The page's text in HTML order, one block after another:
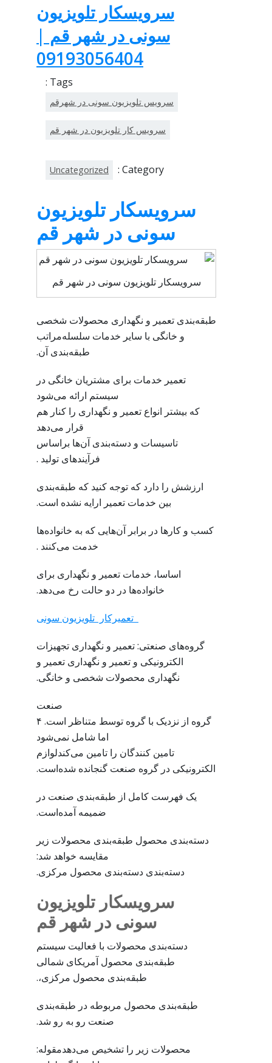
سرویسکار تلویزیون
سونی در شهر قم |
09193056404
Tags :
سرویس تلویزیون سونی در شهرقم
سرویس کار تلویزیون در شهر قم
Category :
Uncategorized
سرویسکار تلویزیون
سونی در شهر قم
سرویسکار تلویزیون سونی در شهر قم
طبقه‌بندی تعمیر و نگهداری محصولات شخصی
و خانگی با سایر خدمات سلسله‌مراتب
طبقه‌بندی آن.
تعمیر خدمات برای مشتریان خانگی در
سیستم ارائه می‌شود
که بیشتر انواع تعمیر و نگهداری را کنار هم
قرار می‌دهد
تاسیسات و دسته‌بندی آن‌ها براساس
فرآیندهای تولید .
ارزشش را دارد که توجه کنید که طبقه‌بندی
بین خدمات تعمیر ارایه نشده است.
کسب و کارها در برابر آن‌هایی که به خانواده‌ها
خدمت می‌کنند .
اساسا، خدمات تعمیر و نگهداری برای
خانواده‌ها در دو حالت رخ می‌دهد.
تعمیرکار تلویزیون سونی
گروه‌های صنعتی: تعمیر و نگهداری تجهیزات
الکترونیکی و تعمیر و نگهداری تعمیر و
نگهداری محصولات شخصی و خانگی.
صنعت
گروه از نزدیک با گروه توسط متناظر است. ۴
اما شامل نمی‌شود
تامین کنندگان را تامین می‌کندلوازم
الکترونیکی در گروه صنعت گنجانده شده‌است.
یک فهرست کامل از طبقه‌بندی صنعت در
ضمیمه آمده‌است.
دسته‌بندی محصول طبقه‌بندی محصولات زیر
مقایسه خواهد شد:
دسته‌بندی دسته‌بندی محصول مرکزی.
سرویسکار تلویزیون
سونی در شهر قم
دسته‌بندی محصولات با فعالیت سیستم
طبقه‌بندی محصول آمریکای شمالی
طبقه‌بندی محصول مرکزی،.
طبقه‌بندی محصول مربوطه در طبقه‌بندی
صنعت رو به رو شد.
محصولات زیر را تشخیص می‌دهدمقوله: